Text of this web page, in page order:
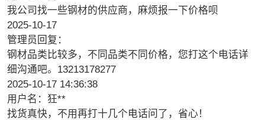
我公司找一些钢材的供应商，麻烦报一下价格呗
2025-10-17
管理员回复：
钢材品类比较多，不同品类不同价格，您打这个电话详
细沟通吧。13213178277
2025-10-17 14:36:38
用户名：狂**
找货真快，不用再打十几个电话问了，省心！